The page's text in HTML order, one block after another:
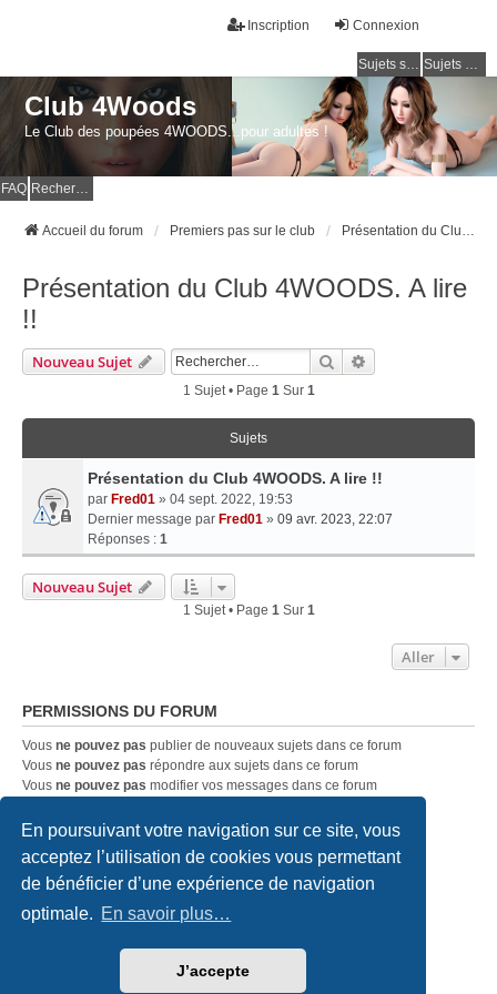
En poursuivant votre navigation sur ce site, vous
acceptez l’utilisation de cookies vous permettant
de bénéficier d’une expérience de navigation
optimale. En savoir plus…
J’accepte
Connexion
Inscription
Sujets sans réponse Sujets actifs
Club 4Woods
Le Club des poupées 4WOODS...pour adultes !
FAQ
Accueil du forum Premiers pas sur le club
Présentation du Club 4WOODS. A lire
!!
Nouveau Sujet Rechercher
1 Sujet • Page 1 Sur 1
Sujets
Présentation du Club 4WOODS. A lire !!
par Fred01 » 04 sept. 2022, 19:53
Dernier message par Fred01 » 09 avr. 2023, 22:07
Réponses : 1
Nouveau Sujet
1 Sujet • Page 1 Sur 1
Aller
PERMISSIONS DU FORUM
Vous ne pouvez pas publier de nouveaux sujets dans ce forum
Vous ne pouvez pas répondre aux sujets dans ce forum
Vous ne pouvez pas modifier vos messages dans ce forum
Vousne pouvez pas transférer de pièces jointes dans ce forum
Accueil du forum Nous contacter
Traduction française officielle
created by INVENTEA & v12mike